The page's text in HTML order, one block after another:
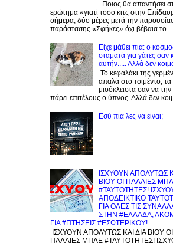
Ποιος θα απαντήσει
ερώτημα «γιατί τόσο κιτς στην
σήμερα, δύο μέρες μετά την
παράστασης «Σφήκες» όχι βέβαια το...
Είχε μάθει πια: ο
σταματά για γάτες σαν
αυτήν..... Αλλά δεν
Το κεφαλάκι της
απαλά στο τσιμέντο, τα
μισόκλειστα σαν να την
πάρει επιτέλους ο ύπνος. Αλλά δεν
Εσύ πια λες να είναι;
ΙΣΧΥΟΥΝ ΑΠΟΛΥΤΩΣ
ΒΙΟΥ ΟΙ ΠΑΛΑΙΕΣ
#ΤΑΥΤΟΤΗΤΕΣ!
ΑΠΟΔΕΙΚΤΙΚΟ
ΓΙΑ ΟΛΕΣ ΤΙΣ
ΣΤΗΝ #ΕΛΛΑΔΑ,
ΓΙΑ #ΠΤΗΣΕΙΣ #ΕΣΩΤΕΡΙΚΟΥ!
ΙΣΧΥΟΥΝ ΑΠΟΛΥΤΩΣ ΚΑΙ ΔΙΑ ΒΙΟΥ ΟΙ
ΠΑΛΑΙΕΣ ΜΠΛΕ #ΤΑΥΤΟΤΗΤΕΣ!